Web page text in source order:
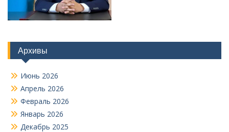
Архивы
Июнь 2026
Апрель 2026
Февраль 2026
Январь 2026
Декабрь 2025